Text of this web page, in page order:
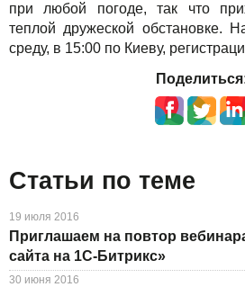
TuchaMetal
TuchaBackup
Хостинг сайтов-
Удаленный офис
Реселінг хостингу
Компания
Карьера
Решения
Для бизнеса
FAQ
Интервью
Авторская колонка
при любой погоде, так что
теплой дружеской обстановке.
среду, в 15:00 по Киеву,
Статьи по теме
19 июля 2016
Приглашаем на повтор
сайта на 1С-Битрикс»
30 июня 2016